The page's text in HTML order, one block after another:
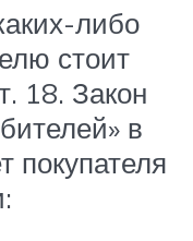
либо
стоит
18. Закон
в
покупателя